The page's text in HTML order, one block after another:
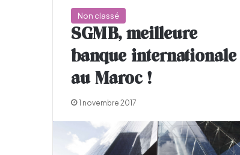
Non classé
SGMB, meilleure
banque internationale
au Maroc !
1 novembre 2017